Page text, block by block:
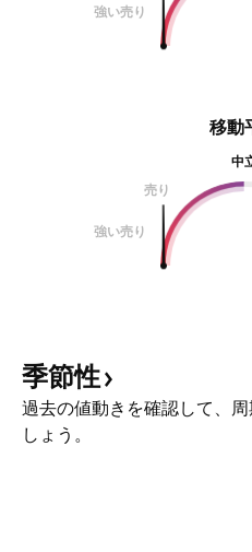
強い売り
移動
中
売り
強い売り
季節性
過去の値動きを確認して、
しょう。